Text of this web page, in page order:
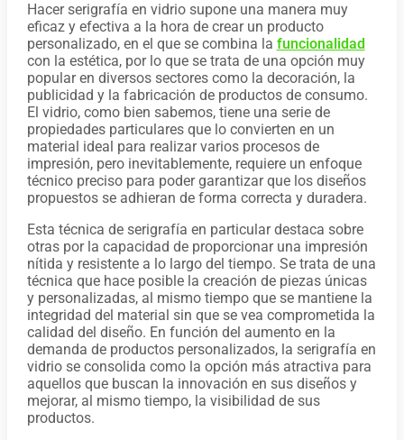
Hacer serigrafía en vidrio supone una manera muy
eficaz y efectiva a la hora de crear un producto
personalizado, en el que se combina la funcionalidad
con la estética, por lo que se trata de una opción muy
popular en diversos sectores como la decoración, la
publicidad y la fabricación de productos de consumo.
El vidrio, como bien sabemos, tiene una serie de
propiedades particulares que lo convierten en un
material ideal para realizar varios procesos de
impresión, pero inevitablemente, requiere un enfoque
técnico preciso para poder garantizar que los diseños
propuestos se adhieran de forma correcta y duradera.
Esta técnica de serigrafía en particular destaca sobre
otras por la capacidad de proporcionar una impresión
nítida y resistente a lo largo del tiempo. Se trata de una
técnica que hace posible la creación de piezas únicas
y personalizadas, al mismo tiempo que se mantiene la
integridad del material sin que se vea comprometida la
calidad del diseño. En función del aumento en la
demanda de productos personalizados, la serigrafía en
vidrio se consolida como la opción más atractiva para
aquellos que buscan la innovación en sus diseños y
mejorar, al mismo tiempo, la visibilidad de sus
productos.